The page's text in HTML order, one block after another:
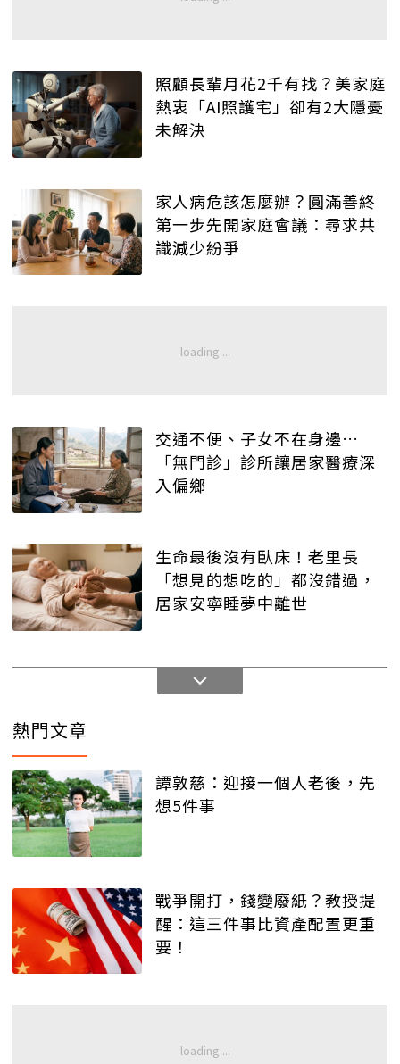
照顧長輩月花2千有找？美家庭
熱衷「AI照護宅」卻有2大隱憂
未解決
家人病危該怎麼辦？圓滿善終
第一步先開家庭會議：尋求共
識減少紛爭
交通不便、子女不在身邊…
「無門診」診所讓居家醫療深
入偏鄉
生命最後沒有臥床！老里長
「想見的想吃的」都沒錯過，
居家安寧睡夢中離世
熱門文章
譚敦慈：迎接一個人老後，先
想5件事
戰爭開打，錢變廢紙？教授提
醒：這三件事比資產配置更重
要！